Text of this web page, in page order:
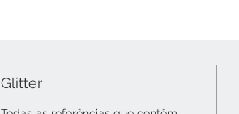
Glitter